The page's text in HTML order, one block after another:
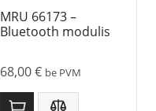
MRU 66173 –
Bluetooth modulis
68,00€ be PVM